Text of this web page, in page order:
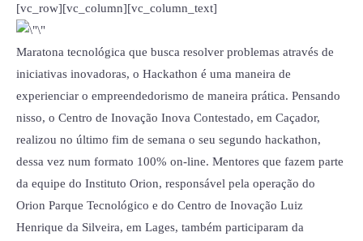
[vc_row][vc_column][vc_column_text]
Maratona tecnológica que busca resolver problemas através de
iniciativas inovadoras, o Hackathon é uma maneira de
experienciar o empreendedorismo de maneira prática. Pensando
nisso, o Centro de Inovação Inova Contestado, em Caçador,
realizou no último fim de semana o seu segundo hackathon,
dessa vez num formato 100% on-line. Mentores que fazem parte
da equipe do Instituto Orion, responsável pela operação do
Orion Parque Tecnológico e do Centro de Inovação Luiz
Henrique da Silveira, em Lages, também participaram da